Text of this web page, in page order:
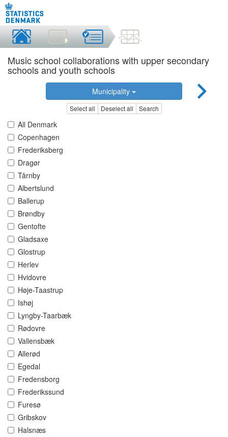
Music school collaborations with upper secondary
schools and youth schools
Municipality
Select all Deselect all Search
All Denmark
Copenhagen
Frederiksberg
Dragør
Tårnby
Albertslund
Ballerup
Brøndby
Gentofte
Gladsaxe
Glostrup
Herlev
Hvidovre
Høje-Taastrup
Ishøj
Lyngby-Taarbæk
Rødovre
Vallensbæk
Allerød
Egedal
Fredensborg
Frederikssund
Furesø
Gribskov
Halsnæs